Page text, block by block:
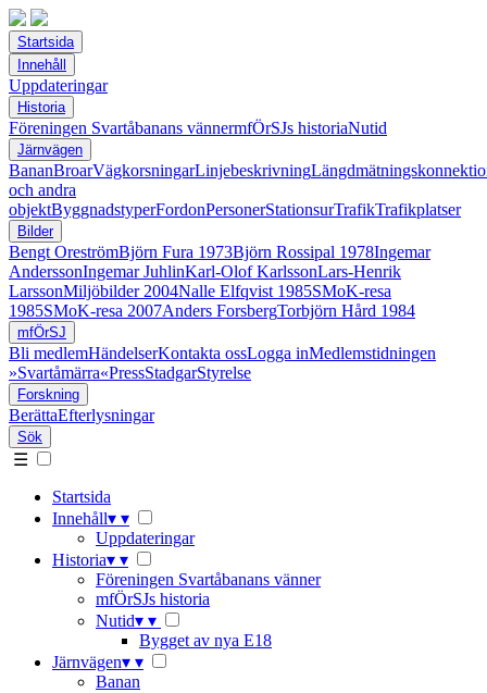
Startsida
Innehåll
Uppdateringar
Historia
Föreningen Svartåbanans vännermfÖrSJs historiaNutid
Järnvägen
BananBroarVägkorsningarLinjebeskrivning
och andra
objektByggnadstyperFordonPersonerStationsurTrafikTrafikplatser
Bilder
Bengt OreströmBjörn Fura 1973Björn Rossipal 1978Ingemar
AnderssonIngemar JuhlinKarl-Olof KarlssonLars-Henrik
LarssonMiljöbilder 2004Nalle Elfqvist 1985SMoK-resa
1985SMoK-resa 2007Anders ForsbergTorbjörn Hård 1984
mfÖrSJ
Bli medlemHändelserKontakta ossLogga inMedlemstidningen
»Svartåmärra«PressStadgarStyrelse
Forskning
BerättaEfterlysningar
Sök
☰
Startsida
Innehåll▾ ▾
Uppdateringar
Historia▾ ▾
Föreningen Svartåbanans vänner
mfÖrSJs historia
Nutid▾ ▾
Bygget av nya E18
Järnvägen▾ ▾
Banan